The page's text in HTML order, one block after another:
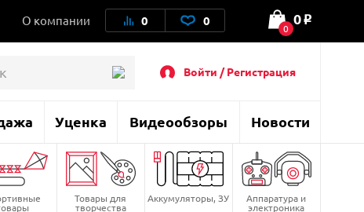
О компании 0 0 0
0 o
Войти / Регистрация
Уценка Видеообзоры Новости
Товары для
творчества
Аккумуляторы, ЗУ Аппаратура и
электроника